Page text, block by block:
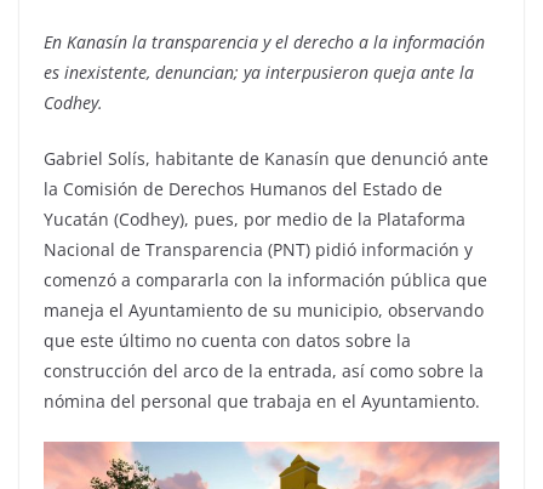
En Kanasín la transparencia y el derecho a la información
es inexistente, denuncian; ya interpusieron queja ante la
Codhey.
Gabriel Solís, habitante de Kanasín que denunció ante
la Comisión de Derechos Humanos del Estado de
Yucatán (Codhey), pues, por medio de la Plataforma
Nacional de Transparencia (PNT) pidió información y
comenzó a compararla con la información pública que
maneja el Ayuntamiento de su municipio, observando
que este último no cuenta con datos sobre la
construcción del arco de la entrada, así como sobre la
nómina del personal que trabaja en el Ayuntamiento.